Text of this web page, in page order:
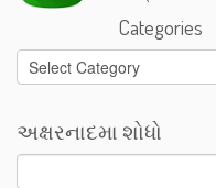
Categories
Categories
અક્ષરનાદમા શોધો